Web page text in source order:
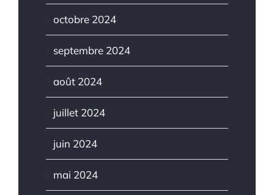
octobre 2024
septembre 2024
août 2024
juillet 2024
juin 2024
mai 2024